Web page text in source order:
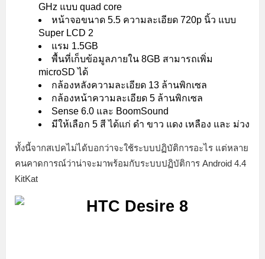
GHz แบบ quad core
หน้าจอขนาด 5.5 ความละเอียด 720p นิ้ว แบบ
Super LCD 2
แรม 1.5GB
พื้นที่เก็บข้อมูลภายใน 8GB สามารถเพิ่ม
microSD ได้
กล้องหลังความละเอียด 13 ล้านพิกเซล
กล้องหน้าความละเอียด 5 ล้านพิกเซล
Sense 6.0 และ BoomSound
มีให้เลือก 5 สี ได้แก่ ดำ ขาว แดง เหลือง และ ม่วง
ทั้งนี้จากสเปคไม่ได้บอกว่าจะใช้ระบบปฏิบัติการอะไร แต่หลาย
คนคาดการณ์ว่าน่าจะมาพร้อมกับระบบปฏิบัติการ Android 4.4
KitKat